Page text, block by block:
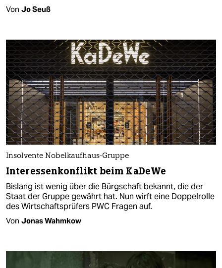
Von Jo Seuß
Insolvente Nobelkaufhaus-Gruppe
Interessenkonflikt beim KaDeWe
Bislang ist wenig über die Bürgschaft bekannt, die der
Staat der Gruppe gewährt hat. Nun wirft eine Doppelrolle
des Wirtschaftsprüfers PWC Fragen auf.
Von Jonas Wahmkow